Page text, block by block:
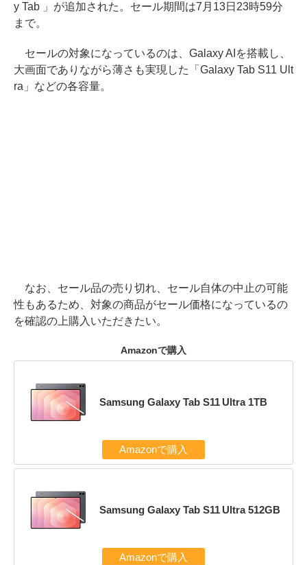
y Tab 」が追加された。セール期間は7月13日23時59分
まで。
セールの対象になっているのは、Galaxy AIを搭載し、
大画面でありながら薄さも実現した「Galaxy Tab S11 Ult
ra」などの各容量。
なお、セール品の売り切れ、セール自体の中止の可能
性もあるため、対象の商品がセール価格になっているの
を確認の上購入いただきたい。
Amazonで購入
Samsung Galaxy Tab S11 Ultra 1TB
Amazonで購入
Samsung Galaxy Tab S11 Ultra 512GB
Amazonで購入